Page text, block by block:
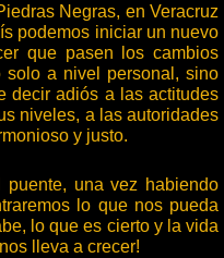
Negras, en Veracruz
podemos iniciar un nuevo
que pasen los cambios
a nivel personal, sino
decir adiós a las actitudes
niveles, a las autoridades
y justo.
una vez habiendo
lo que nos pueda
lo que es cierto y la vida
lleva a crecer!